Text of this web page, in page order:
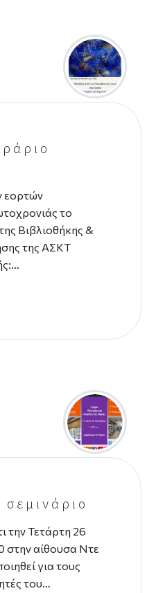
εορτών
το
Βιβλιοθήκης &
της ΑΣΚΤ
την Τετάρτη 26
στην αίθουσα Ντε
για τους
του…